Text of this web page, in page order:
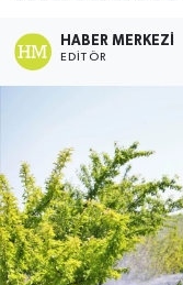
HABER MERKEZI
EDITÖR